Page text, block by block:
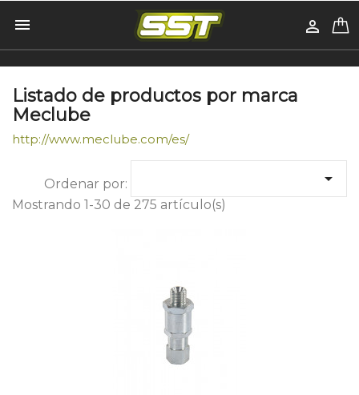
 
Listado de productos por marca
Meclube
http://www.meclube.com/es/
Ordenar por: 
Mostrando 1-30 de 275 artículo(s)